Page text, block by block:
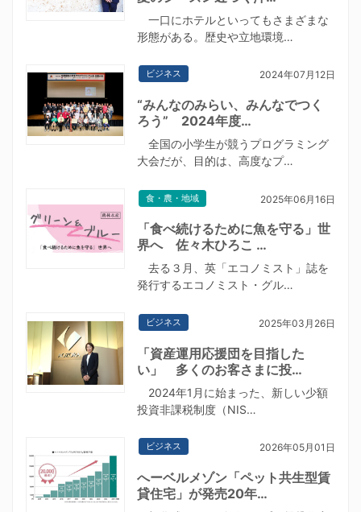
一口にホテルといってもさまざまな
形態がある。歴史や立地環境…
ビジネス 2024年07月12日
“みんなのみらい、みんなでつく
ろう” 2024年度…
全国の小学生が競うプログラミング
大会だが、目的は、高度なプ…
食・農・地域 2025年06月16日
「食べ続けるために魚を守る」世
界へ 佐々木ひろこ …
去る３月、英「エコノミスト」誌を
発行するエコノミスト・グル…
ビジネス 2025年03月26日
「資産運用応援団を目指した
い」 多くのお客さまに投…
2024年1月に始まった、新しい少額
投資非課税制度（NIS…
ビジネス 2026年05月01日
へーベルメゾン「ペット共生型賃
貸住宅」が発売20年…